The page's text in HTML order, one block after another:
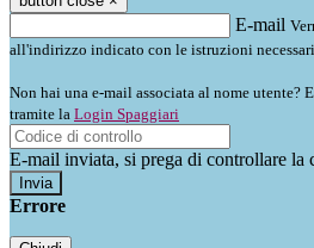
E-mail
all'indirizzo indicato con le istruzioni
Non hai una e-mail associata al nome utente?
tramite la Login Spaggiari
E-mail inviata, si prega di controllare la
Errore